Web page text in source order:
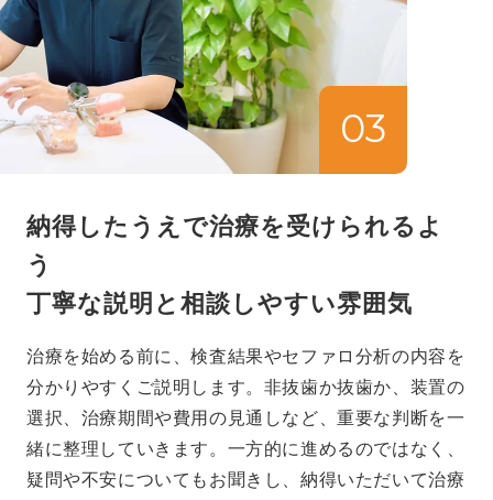
03
納得したうえで治療を受けられるよ
う
丁寧な説明と相談しやすい雰囲気
治療を始める前に、検査結果やセファロ分析の内容を
分かりやすくご説明します。非抜歯か抜歯か、装置の
選択、治療期間や費用の見通しなど、重要な判断を一
緒に整理していきます。一方的に進めるのではなく、
疑問や不安についてもお聞きし、納得いただいて治療